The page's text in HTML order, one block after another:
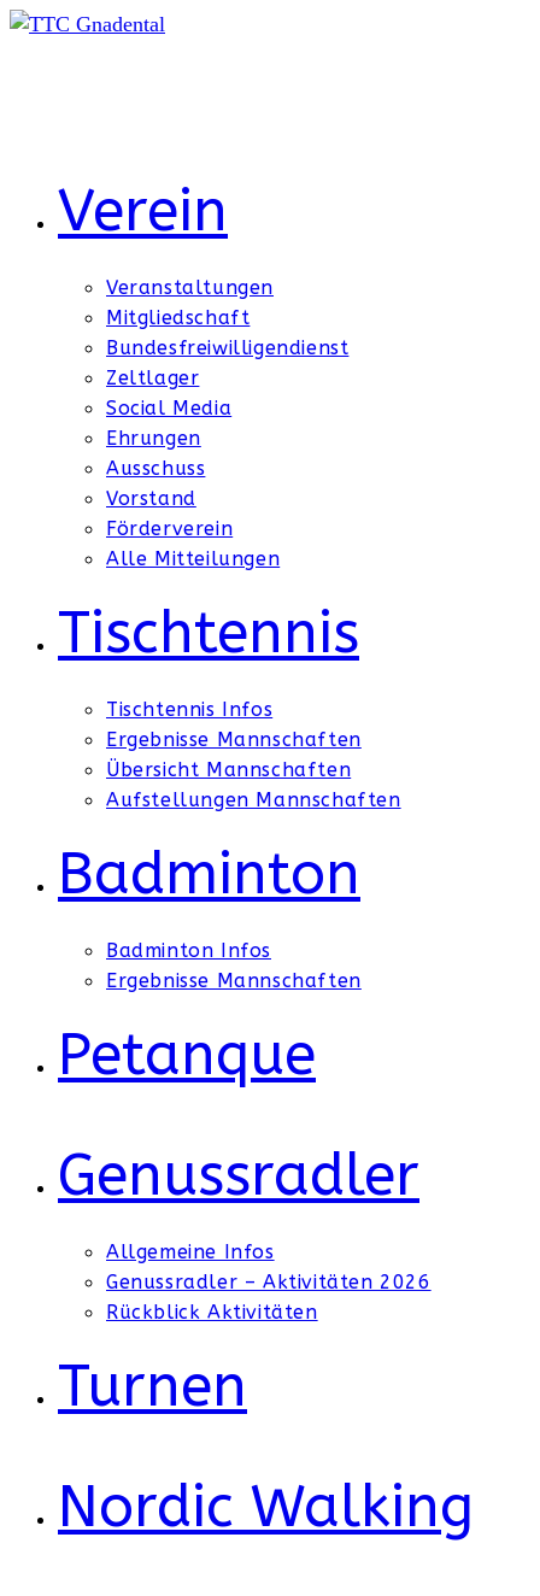
Zum
Verein
Veranstaltungen
Mitgliedschaft
Bundesfreiwilligendienst
Zeltlager
Social Media
Ehrungen
Ausschuss
Vorstand
Förderverein
Alle Mitteilungen
Tischtennis
Tischtennis Infos
Ergebnisse Mannschaften
Übersicht Mannschaften
Aufstellungen Mannschaften
Badminton
Badminton Infos
Ergebnisse Mannschaften
Petanque
Genussradler
Allgemeine Infos
Genussradler – Aktivitäten 2026
Rückblick Aktivitäten
Turnen
Nordic Walking